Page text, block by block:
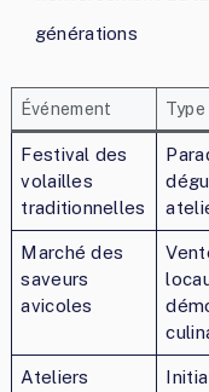
générations
Événement Type
Festival des
volailles
traditionnelles
Marché des
saveurs
avicoles
Ateliers